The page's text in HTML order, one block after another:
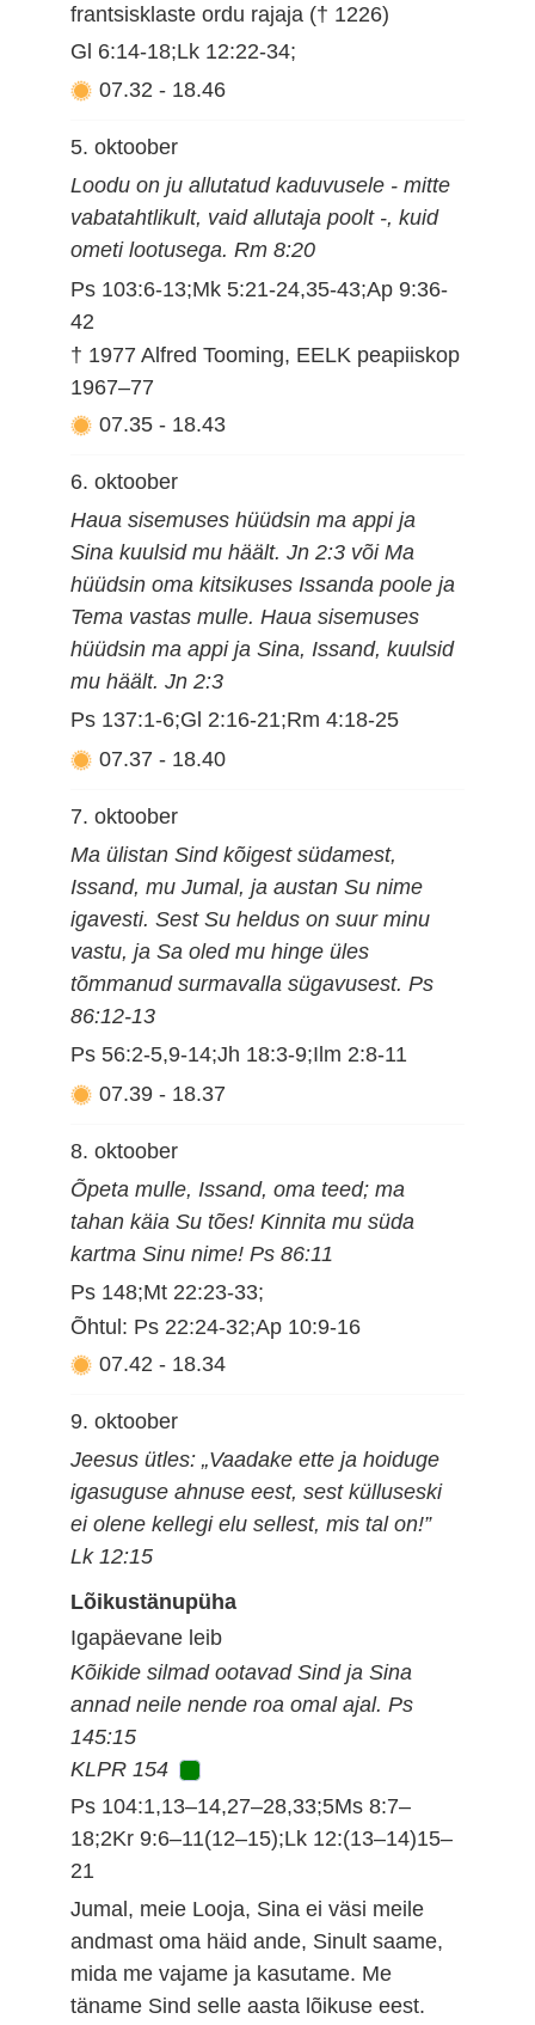
frantsisklaste ordu rajaja († 1226)
Gl 6:14-18;Lk 12:22-34;
07.32 - 18.46
5. oktoober
Loodu on ju allutatud kaduvusele - mitte
vabatahtlikult, vaid allutaja poolt -, kuid
ometi lootusega. Rm 8:20
Ps 103:6-13;Mk 5:21-24,35-43;Ap 9:36-
42
† 1977 Alfred Tooming, EELK peapiiskop
1967–77
07.35 - 18.43
6. oktoober
Haua sisemuses hüüdsin ma appi ja
Sina kuulsid mu häält. Jn 2:3 või Ma
hüüdsin oma kitsikuses Issanda poole ja
Tema vastas mulle. Haua sisemuses
hüüdsin ma appi ja Sina, Issand, kuulsid
mu häält. Jn 2:3
Ps 137:1-6;Gl 2:16-21;Rm 4:18-25
07.37 - 18.40
7. oktoober
Ma ülistan Sind kõigest südamest,
Issand, mu Jumal, ja austan Su nime
igavesti. Sest Su heldus on suur minu
vastu, ja Sa oled mu hinge üles
tõmmanud surmavalla sügavusest. Ps
86:12-13
Ps 56:2-5,9-14;Jh 18:3-9;Ilm 2:8-11
07.39 - 18.37
8. oktoober
Õpeta mulle, Issand, oma teed; ma
tahan käia Su tões! Kinnita mu süda
kartma Sinu nime! Ps 86:11
Ps 148;Mt 22:23-33;
Õhtul: Ps 22:24-32;Ap 10:9-16
07.42 - 18.34
9. oktoober
Jeesus ütles: „Vaadake ette ja hoiduge
igasuguse ahnuse eest, sest külluseski
ei olene kellegi elu sellest, mis tal on!”
Lk 12:15
Lõikustänupüha
Igapäevane leib
Kõikide silmad ootavad Sind ja Sina
annad neile nende roa omal ajal. Ps
145:15
KLPR 154
Ps 104:1,13–14,27–28,33;5Ms 8:7–
18;2Kr 9:6–11(12–15);Lk 12:(13–14)15–
21
Jumal, meie Looja, Sina ei väsi meile
andmast oma häid ande, Sinult saame,
mida me vajame ja kasutame. Me
täname Sind selle aasta lõikuse eest.